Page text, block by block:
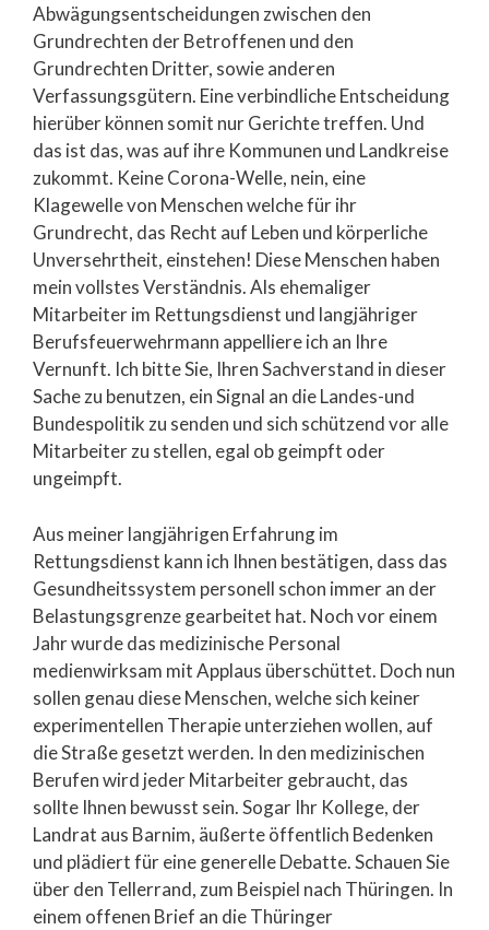
Abwägungsentscheidungen zwischen den
Grundrechten der Betroffenen und den
Grundrechten Dritter, sowie anderen
Verfassungsgütern. Eine verbindliche Entscheidung
hierüber können somit nur Gerichte treffen. Und
das ist das, was auf ihre Kommunen und Landkreise
zukommt. Keine Corona-Welle, nein, eine
Klagewelle von Menschen welche für ihr
Grundrecht, das Recht auf Leben und körperliche
Unversehrtheit, einstehen! Diese Menschen haben
mein vollstes Verständnis. Als ehemaliger
Mitarbeiter im Rettungsdienst und langjähriger
Berufsfeuerwehrmann appelliere ich an Ihre
Vernunft. Ich bitte Sie, Ihren Sachverstand in dieser
Sache zu benutzen, ein Signal an die Landes-und
Bundespolitik zu senden und sich schützend vor alle
Mitarbeiter zu stellen, egal ob geimpft oder
ungeimpft.
Aus meiner langjährigen Erfahrung im
Rettungsdienst kann ich Ihnen bestätigen, dass das
Gesundheitssystem personell schon immer an der
Belastungsgrenze gearbeitet hat. Noch vor einem
Jahr wurde das medizinische Personal
medienwirksam mit Applaus überschüttet. Doch nun
sollen genau diese Menschen, welche sich keiner
experimentellen Therapie unterziehen wollen, auf
die Straße gesetzt werden. In den medizinischen
Berufen wird jeder Mitarbeiter gebraucht, das
sollte Ihnen bewusst sein. Sogar Ihr Kollege, der
Landrat aus Barnim, äußerte öffentlich Bedenken
und plädiert für eine generelle Debatte. Schauen Sie
über den Tellerrand, zum Beispiel nach Thüringen. In
einem offenen Brief an die Thüringer